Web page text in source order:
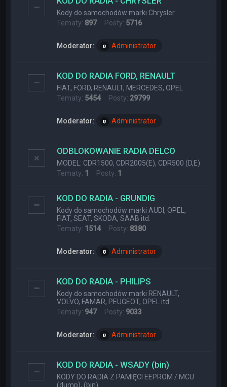
Kody do samochodów marki Chrysler
Tematy: 897Posty: 5716
Moderator: Administrator
KOD DO RADIA FORD, RENAULT
FIAT, FORD, RENAULT, MERCEDES, OPEL
Tematy: 5454Posty: 29799
Moderator: Administrator
ODBLOKOWANIE RADIA DELCO
MODEL: CDR1500, CDR2005(E), CDR500 (D,E)
Tematy: 1 Posty: 1
KOD DO RADIA - GRUNDIG
Kody do samochodów marki AUDI, OPEL,
FIAT, SEAT, SKODA, SAAB itd.
Tematy: 1514Posty: 8380
Moderator: Administrator
KOD DO RADIA - PHILIPS
Kody do samochodów marki RENAULT,
VOLVO, FAMAR, PEUGEOT, OPEL itd.
Tematy: 947Posty: 9033
Moderator: Administrator
KOD DO RADIA - WSADY (bin)
KODY DO RADIA Z PAMIĘCI EEPROM / MCU
(dump), (bin)